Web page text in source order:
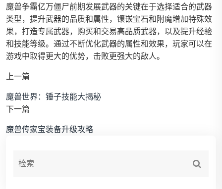
魔兽争霸亿万僵尸前期发展武器的关键在于选择适合的武器
类型，提升武器的品质和属性，镶嵌宝石和附魔增加特殊效
果，打造专属武器，购买和交易高品质武器，以及提升经验
和技能等级。通过不断优化武器的属性和效果，玩家可以在
游戏中取得更大的优势，击败更强大的敌人。
上一篇
魔兽世界：锤子技能大揭秘
下一篇
魔兽传家宝装备升级攻略